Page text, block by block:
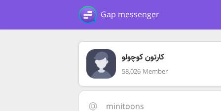
Gap messenger
کارتون کوچولو
58,026 Member
minitoons